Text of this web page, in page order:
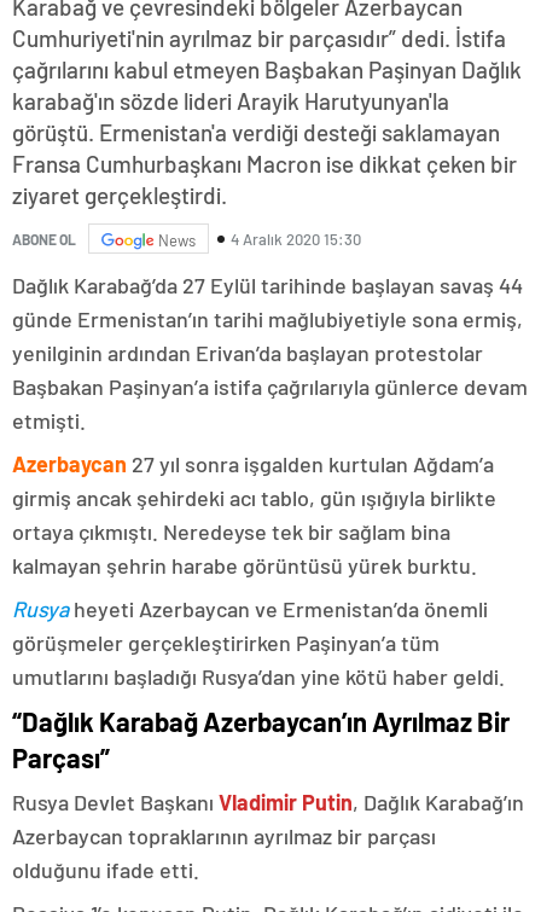
Karabağ ve çevresindeki bölgeler Azerbaycan
Cumhuriyeti'nin ayrılmaz bir parçasıdır” dedi. İstifa
çağrılarını kabul etmeyen Başbakan Paşinyan Dağlık
karabağ'ın sözde lideri Arayik Harutyunyan'la
görüştü. Ermenistan'a verdiği desteği saklamayan
Fransa Cumhurbaşkanı Macron ise dikkat çeken bir
ziyaret gerçekleştirdi.
ABONE OL News 4 Aralık 2020 15:30
Dağlık Karabağ’da 27 Eylül tarihinde başlayan savaş 44
günde Ermenistan’ın tarihi mağlubiyetiyle sona ermiş,
yenilginin ardından Erivan’da başlayan protestolar
Başbakan Paşinyan’a istifa çağrılarıyla günlerce devam
etmişti.
Azerbaycan 27 yıl sonra işgalden kurtulan Ağdam’a
girmiş ancak şehirdeki acı tablo, gün ışığıyla birlikte
ortaya çıkmıştı. Neredeyse tek bir sağlam bina
kalmayan şehrin harabe görüntüsü yürek burktu.
Rusyaheyeti Azerbaycan ve Ermenistan’da önemli
görüşmeler gerçekleştirirken Paşinyan’a tüm
umutlarını başladığı Rusya’dan yine kötü haber geldi.
“Dağlık Karabağ Azerbaycan’ın Ayrılmaz Bir
Parçası”
Rusya Devlet Başkanı Vladimir Putin, Dağlık Karabağ’ın
Azerbaycan topraklarının ayrılmaz bir parçası
olduğunu ifade etti.